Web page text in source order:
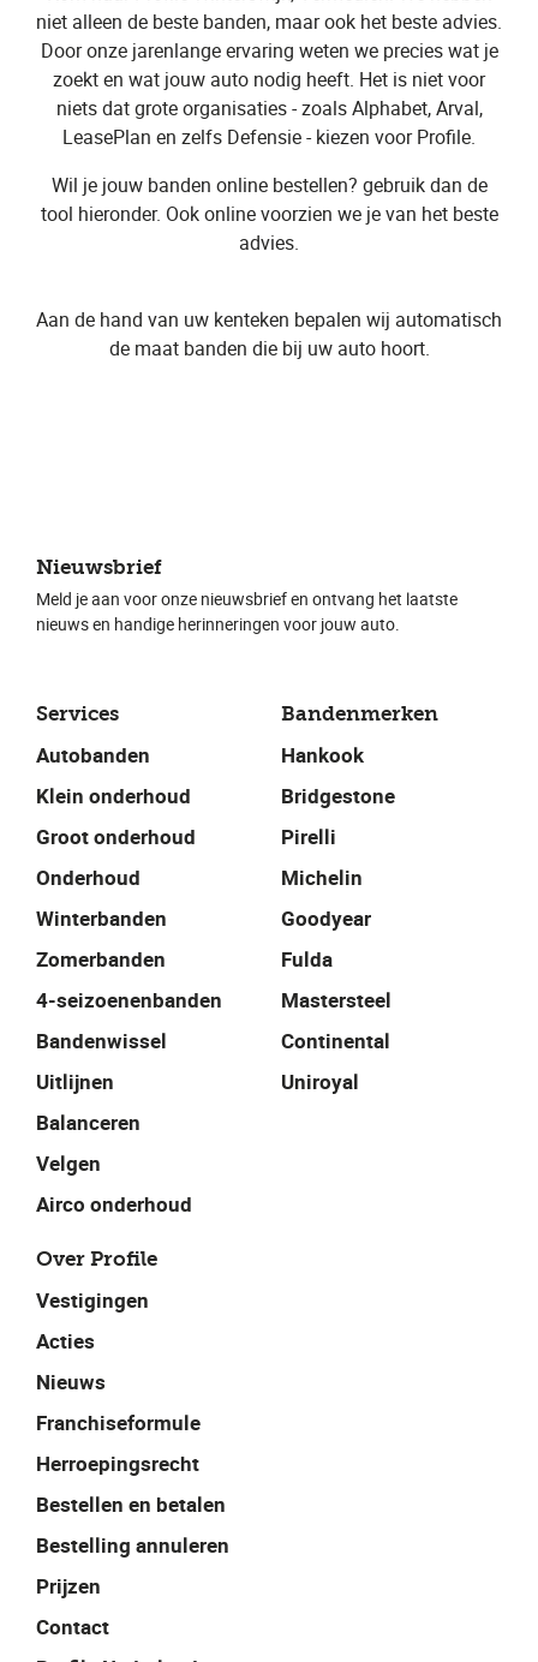
niet alleen de beste banden, maar ook het beste advies.
Door onze jarenlange ervaring weten we precies wat je
zoekt en wat jouw auto nodig heeft. Het is niet voor
niets dat grote organisaties - zoals Alphabet, Arval,
LeasePlan en zelfs Defensie - kiezen voor Profile.
Wil je jouw banden online bestellen? gebruik dan de
tool hieronder. Ook online voorzien we je van het beste
advies.
Aan de hand van uw kenteken bepalen wij automatisch
de maat banden die bij uw auto hoort.
Services
Autobanden
Klein onderhoud
Groot onderhoud
Onderhoud
Winterbanden
Zomerbanden
4-seizoenenbanden
Bandenwissel
Uitlijnen
Balanceren
Velgen
Airco onderhoud
Bandenmerken
Hankook
Bridgestone
Pirelli
Michelin
Goodyear
Fulda
Mastersteel
Continental
Uniroyal
Over Profile
Vestigingen
Acties
Nieuws
Franchiseformule
Herroepingsrecht
Bestellen en betalen
Bestelling annuleren
Prijzen
Contact
Nieuwsbrief
Meld je aan voor onze nieuwsbrief en ontvang het laatste
nieuws en handige herinneringen voor jouw auto.